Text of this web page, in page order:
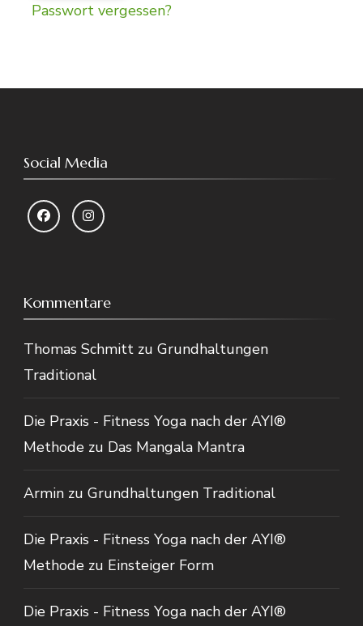
Passwort vergessen?
Social Media
Kommentare
Thomas Schmitt zu Grundhaltungen
Traditional
Die Praxis - Fitness Yoga nach der AYI®
Methode zu Das Mangala Mantra
Armin zu Grundhaltungen Traditional
Die Praxis - Fitness Yoga nach der AYI®
Methode zu Einsteiger Form
Die Praxis - Fitness Yoga nach der AYI®